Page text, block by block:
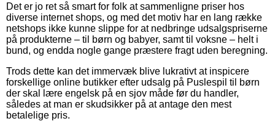
Det er jo ret så smart for folk at sammenligne priser hos
diverse internet shops, og med det motiv har en lang række
netshops ikke kunne slippe for at nedbringe udsalgspriserne
på produkterne – til børn og babyer, samt til voksne – helt i
bund, og endda nogle gange præstere fragt uden beregning.
Trods dette kan det immervæk blive lukrativt at inspicere
forskellige online butikker efter udsalg på Puslespil til børn
der skal lære engelsk på en sjov måde før du handler,
således at man er skudsikker på at antage den mest
betalelige pris.